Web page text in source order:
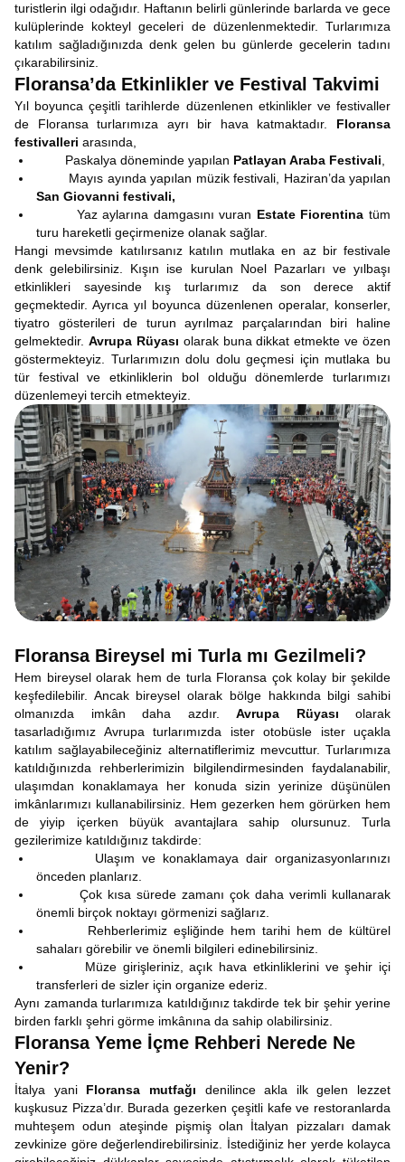
turistlerin ilgi odağıdır. Haftanın belirli günlerinde barlarda ve gece
kulüplerinde kokteyl geceleri de düzenlenmektedir. Turlarımıza
katılım sağladığınızda denk gelen bu günlerde gecelerin tadını
çıkarabilirsiniz.
Floransa’da Etkinlikler ve Festival Takvimi
Yıl boyunca çeşitli tarihlerde düzenlenen etkinlikler ve festivaller
de Floransa turlarımıza ayrı bir hava katmaktadır. Floransa
festivalleri arasında,
Paskalya döneminde yapılan Patlayan Araba Festivali
Mayıs ayında yapılan müzik festivali, Haziran’da yapılan
San Giovanni festivali,
Yaz aylarına damgasını vuran Estate Fiorentina tüm
turu hareketli geçirmenize olanak sağlar.
Hangi mevsimde katılırsanız katılın mutlaka en az bir festivale
denk gelebilirsiniz. Kışın ise kurulan Noel Pazarları ve yılbaşı
etkinlikleri sayesinde kış turlarımız da son derece aktif
geçmektedir. Ayrıca yıl boyunca düzenlenen operalar, konserler,
tiyatro gösterileri de turun ayrılmaz parçalarından biri haline
gelmektedir. Avrupa Rüyası olarak buna dikkat etmekte ve özen
göstermekteyiz. Turlarımızın dolu dolu geçmesi için mutlaka bu
tür festival ve etkinliklerin bol olduğu dönemlerde turlarımızı
düzenlemeyi tercih etmekteyiz.
Floransa Bireysel mi Turla mı Gezilmeli?
Hem bireysel olarak hem de turla Floransa çok kolay bir şekilde
keşfedilebilir. Ancak bireysel olarak bölge hakkında bilgi sahibi
olmanızda imkân daha azdır. Avrupa Rüyası olarak
tasarladığımız Avrupa turlarımızda ister otobüsle ister uçakla
katılım sağlayabileceğiniz alternatiflerimiz mevcuttur. Turlarımıza
katıldığınızda rehberlerimizin bilgilendirmesinden faydalanabilir,
ulaşımdan konaklamaya her konuda sizin yerinize düşünülen
imkânlarımızı kullanabilirsiniz. Hem gezerken hem görürken hem
de yiyip içerken büyük avantajlara sahip olursunuz. Turla
gezilerimize katıldığınız takdirde:
Ulaşım ve konaklamaya dair organizasyonlarınızı
önceden planlarız.
Çok kısa sürede zamanı çok daha verimli kullanarak
önemli birçok noktayı görmenizi sağlarız.
Rehberlerimiz eşliğinde hem tarihi hem de kültürel
sahaları görebilir ve önemli bilgileri edinebilirsiniz.
Müze girişleriniz, açık hava etkinliklerini ve şehir içi
transferleri de sizler için organize ederiz.
Aynı zamanda turlarımıza katıldığınız takdirde tek bir şehir yerine
birden farklı şehri görme imkânına da sahip olabilirsiniz.
Floransa Yeme İçme Rehberi Nerede Ne
Yenir?
İtalya yani Floransa mutfağı denilince akla ilk gelen lezzet
kuşkusuz Pizza’dır. Burada gezerken çeşitli kafe ve restoranlarda
muhteşem odun ateşinde pişmiş olan İtalyan pizzaları damak
zevkinize göre değerlendirebilirsiniz. İstediğiniz her yerde kolayca